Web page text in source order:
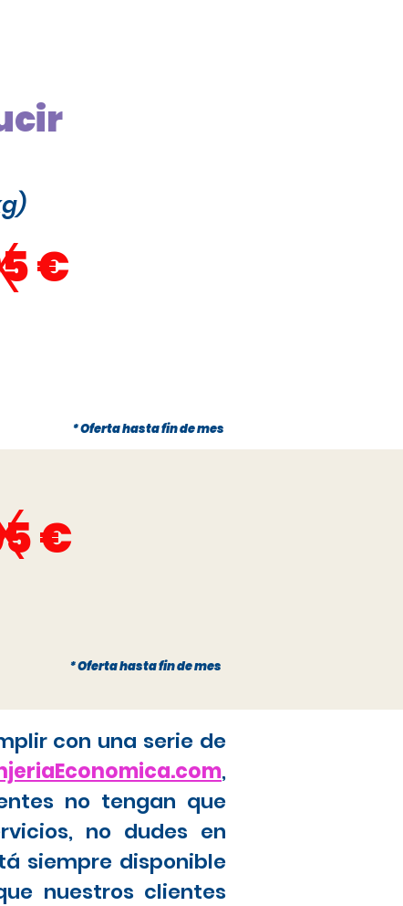
€
* Oferta hasta fin de mes
* Oferta hasta fin de mes
€
con una serie de
,
no tengan que
no dudes en
siempre disponible
nuestros clientes